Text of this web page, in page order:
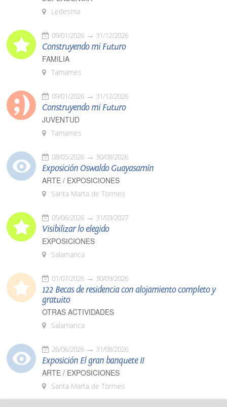
Ledesma
09/01/2026 31/12/2026
Construyendo mi Futuro
FAMILIA
Tamames
09/01/2026 31/12/2026
Construyendo mi Futuro
JUVENTUD
Tamames
08/05/2026 30/08/2026
Exposición Oswaldo Guayasamín
ARTE / EXPOSICIONES
Santa Marta de Tormes
05/06/2026 31/03/2027
Visibilizar lo elegido
EXPOSICIONES
Salamanca
01/07/2026 30/09/2026
122 Becas de residencia con alojamiento completo y
gratuito
OTRAS ACTIVIDADES
Salamanca
26/06/2026 31/08/2026
Exposición El gran banquete II
ARTE / EXPOSICIONES
Santa Marta de Tormes